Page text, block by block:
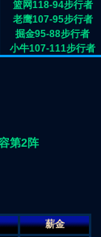
篮网118-94步行者
老鹰107-95步行者
掘金95-88步行者
小牛107-111步行者
第2阵
薪金